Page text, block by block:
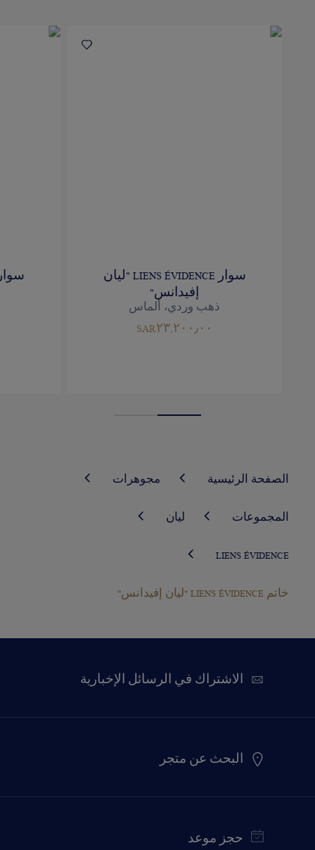
سوار LIENS ÉVIDENCE "ليان
إفيدانس"
ذهب وردي، ألماس
SAR٢٣,٢٠٠٫٠٠
الصفحة الرئيسية مجوهرات
المجموعات ليان
LIENS ÉVIDENCE
خاتم LIENS ÉVIDENCE "ليان إفيدانس"
الاشتراك في الرسائل الإخبارية
البحث عن متجر
حجز موعد